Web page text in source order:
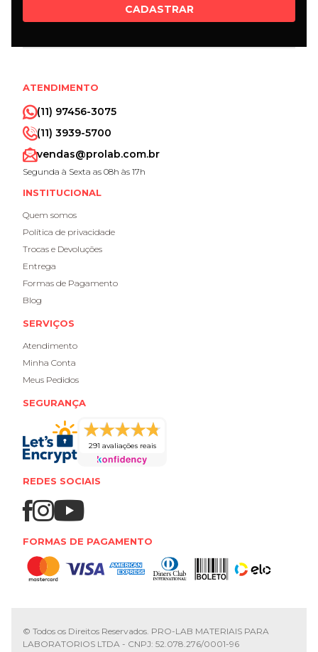
CADASTRAR
ATENDIMENTO
(11) 97456-3075
(11) 3939-5700
vendas@prolab.com.br
Segunda à Sexta as 08h às 17h
INSTITUCIONAL
Quem somos
Política de privacidade
Trocas e Devoluções
Entrega
Formas de Pagamento
Blog
SERVIÇOS
Atendimento
Minha Conta
Meus Pedidos
SEGURANÇA
291 avaliações reais
REDES SOCIAIS
FORMAS DE PAGAMENTO
© Todos os Direitos Reservados. PRO-LAB MATERIAIS PARA
LABORATORIOS LTDA - CNPJ: 52.078.276/0001-96